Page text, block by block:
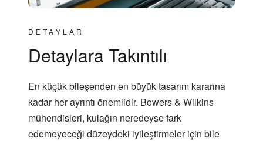
DETAYLAR
Detaylara Takıntılı
En küçük bileşenden en büyük tasarım kararına
kadar her ayrıntı önemlidir. Bowers & Wilkins
mühendisleri, kulağın neredeyse fark
edemeyeceği düzeydeki iyileştirmeler için bile